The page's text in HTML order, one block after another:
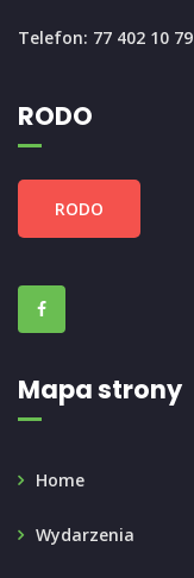
Telefon: 77 402 10 79
RODO
RODO
Mapa strony
Home
Wydarzenia